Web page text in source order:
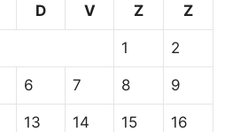
D V Z Z
1 2
6 7 8 9
13 14 15 16